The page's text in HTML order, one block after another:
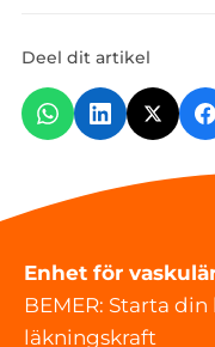
Deel dit artikel
Enhet för
BEMER: Starta
läkningskraft